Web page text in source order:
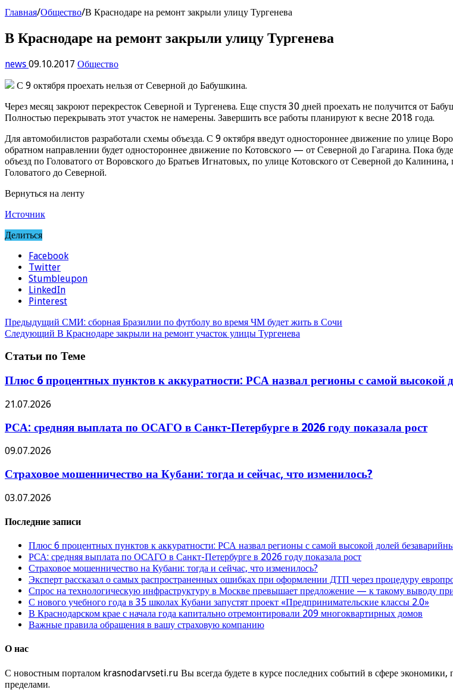
Главная/Общество/В Краснодаре на ремонт закрыли улицу Тургенева
В Краснодаре на ремонт закрыли улицу Тургенева
news 09.10.2017 Общество
С 9 октября проехать нельзя от Северной до Бабушкина.
Через месяц закроют перекресток Северной и Тургенева. Еще спустя 30 дней проехать не получится от
Полностью перекрывать этот участок не намерены. Завершить все работы планируют к весне 2018 года.
Для автомобилистов разработали схемы объезда. С 9 октября введут одностороннее движение по улице
обратном направлении будет одностороннее движение по Котовского — от Северной до Гагарина. Пока
объезд по Головатого от Воровского до Братьев Игнатовых, по улице Котовского от Северной до
Головатого до Северной.
Вернуться на ленту
Источник
Делиться
Facebook
Twitter
Stumbleupon
LinkedIn
Pinterest
Предыдущий СМИ: сборная Бразилии по футболу во время ЧМ будет жить в Сочи
Следующий В Краснодаре закрыли на ремонт участок улицы Тургенева
Статьи по Теме
Плюс 6 процентных пунктов к аккуратности: РСА назвал регионы с самой высокой
21.07.2026
РСА: средняя выплата по ОСАГО в Санкт-Петербурге в 2026 году показала рост
09.07.2026
Страховое мошенничество на Кубани: тогда и сейчас, что изменилось?
03.07.2026
Последние записи
Плюс 6 процентных пунктов к аккуратности: РСА назвал регионы с самой высокой долей
РСА: средняя выплата по ОСАГО в Санкт-Петербурге в 2026 году показала рост
Страховое мошенничество на Кубани: тогда и сейчас, что изменилось?
Эксперт рассказал о самых распространенных ошибках при оформлении ДТП через процедуру
Спрос на технологическую инфраструктуру в Москве превышает предложение — к такому выводу
С нового учебного года в 35 школах Кубани запустят проект «Предпринимательские классы 2.0»
В Краснодарском крае с начала года капитально отремонтировали 209 многоквартирных домов
Важные правила обращения в вашу страховую компанию
О нас
С новостным порталом krasnodarvseti.ru Вы всегда будете в курсе последних событий в сфере экономики,
пределами.